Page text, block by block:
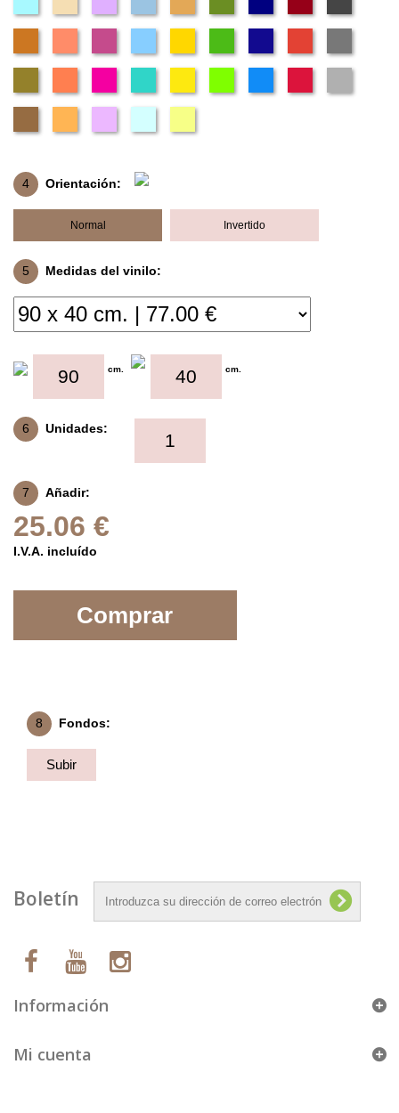
4 Orientación:
Normal Invertido
5 Medidas del vinilo:
cm. cm.
6 Unidades:
7 Añadir:
25.06 €
I.V.A. incluído
Comprar
8 Fondos:
Subir
Boletín
Información
Mi cuenta